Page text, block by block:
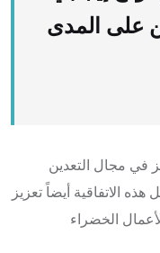
على المدى
في مجال التعدين
الاتفاقية أيضاً تعزيز
الخضراء